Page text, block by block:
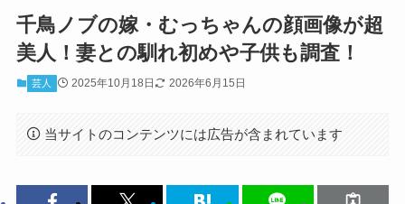
千鳥ノブの嫁・むっちゃんの顔画像が超
美人！妻との馴れ初めや子供も調査！
芸人 2025年10月18日 2026年6月15日
当サイトのコンテンツには広告が含まれています